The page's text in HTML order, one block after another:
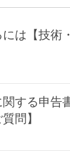
は【技術
する申告
問】